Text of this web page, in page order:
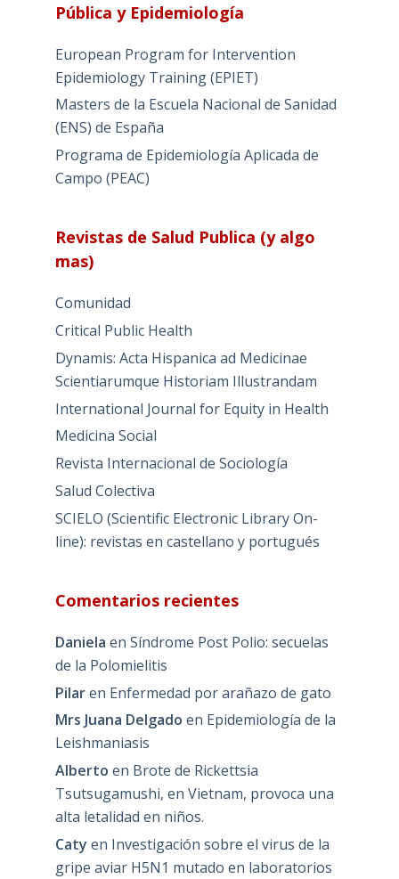
Pública y Epidemiología
European Program for Intervention
Epidemiology Training (EPIET)
Masters de la Escuela Nacional de Sanidad
(ENS) de España
Programa de Epidemiología Aplicada de
Campo (PEAC)
Revistas de Salud Publica (y algo
mas)
Comunidad
Critical Public Health
Dynamis: Acta Hispanica ad Medicinae
Scientiarumque Historiam Illustrandam
International Journal for Equity in Health
Medicina Social
Revista Internacional de Sociología
Salud Colectiva
SCIELO (Scientific Electronic Library On-
line): revistas en castellano y portugués
Comentarios recientes
Daniela en Síndrome Post Polio: secuelas
de la Polomielitis
Pilaren Enfermedad por arañazo de gato
Mrs Juana Delgado en Epidemiología de la
Leishmaniasis
Alberto en Brote de Rickettsia
Tsutsugamushi, en Vietnam, provoca una
alta letalidad en niños.
Caty en Investigación sobre el virus de la
gripe aviar H5N1 mutado en laboratorios